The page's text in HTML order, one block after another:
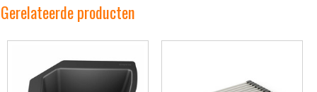
Gerelateerde producten